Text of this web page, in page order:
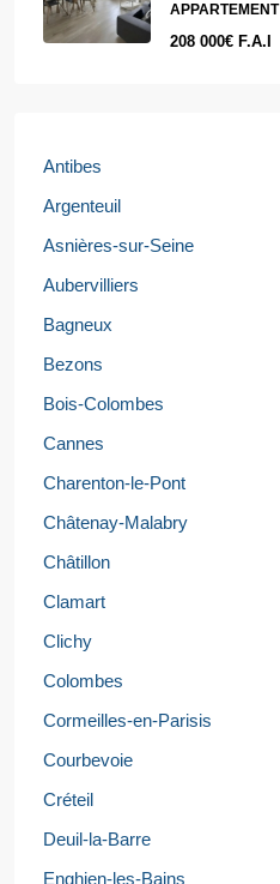
APPARTEMENT
208 000€ F.A.I
Antibes
Argenteuil
Asnières-sur-Seine
Aubervilliers
Bagneux
Bezons
Bois-Colombes
Cannes
Charenton-le-Pont
Châtenay-Malabry
Châtillon
Clamart
Clichy
Colombes
Cormeilles-en-Parisis
Courbevoie
Créteil
Deuil-la-Barre
Enghien-les-Bains